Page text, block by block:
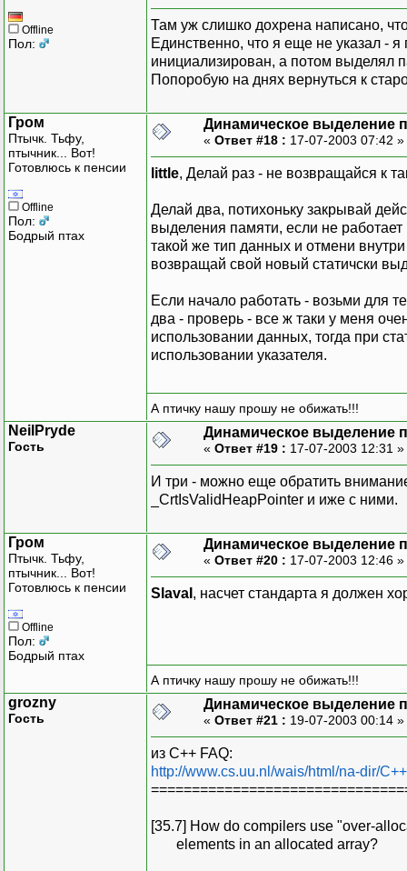
Offline
Пол:
Там уж слишко дохрена написано,
Единственно, что я еще не указал -
инициализирован, а потом выделял
Попоробую на днях вернуться к
Гром
Птычк. Тьфу,
птычник... Вот!
Готовлюсь к пенсии
Offline
Пол:
Бодрый птах
Динамическое выделение
« Ответ #18 : 17-07-2003 07:42 »
little, Делай раз - не возвращайся к
Делай два, потихоньку закрывай
выделения памяти, если не работает
такой же тип данных и отмени
возвращай свой новый статичски
Если начало работать - возьми для
два - проверь - все ж таки у меня
использовании данных, тогда при
использовании указателя.
А птичку нашу прошу не обижать!!!
NeilPryde
Гость
Динамическое выделение
« Ответ #19 : 17-07-2003 12:31 »
И три - можно еще обратить
_CrtIsValidHeapPointer и иже с ними.
Гром
Птычк. Тьфу,
птычник... Вот!
Готовлюсь к пенсии
Offline
Пол:
Бодрый птах
Динамическое выделение
« Ответ #20 : 17-07-2003 12:46 »
SlavaI , насчет стандарта я должен
А птичку нашу прошу не обижать!!!
grozny
Гость
Динамическое выделение
« Ответ #21 : 19-07-2003 00:14 »
из С++ FAQ:
http://www.cs.uu.nl/wais/html/na-dir/
[35.7] How do compilers use "over-
elements in an allocated array?